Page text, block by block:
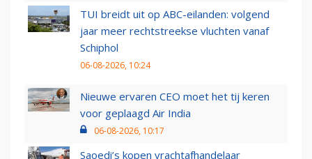
TUI breidt uit op ABC-eilanden: volgend
jaar meer rechtstreekse vluchten vanaf
Schiphol
06-08-2026, 10:24
Nieuwe ervaren CEO moet het tij keren
voor geplaagd Air India
06-08-2026, 10:17
Saoedi’s kopen vrachtafhandelaar